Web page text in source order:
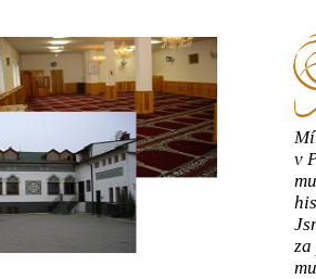
v